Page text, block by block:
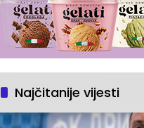
Najčitanije vijesti